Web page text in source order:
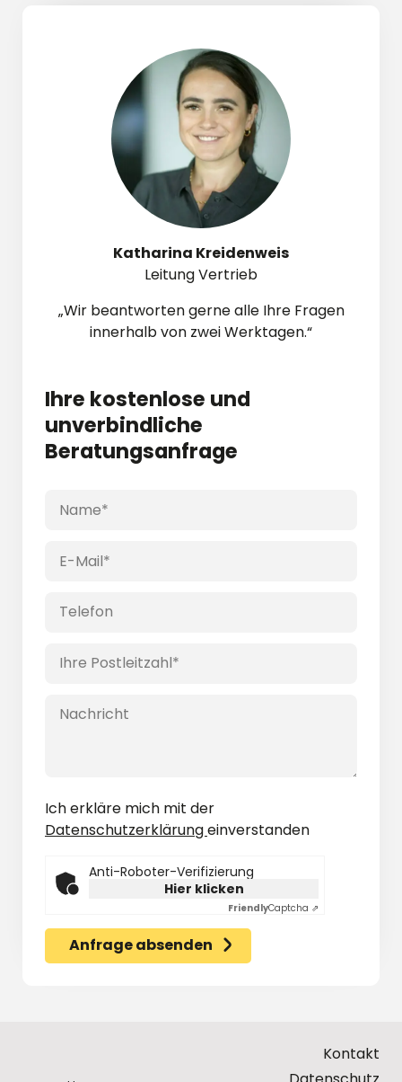
Ihre kostenlose und
unver­bindliche
Beratungs­anfrage
Ich erkläre mich mit der
Datenschutzerklärungeinverstanden
Anfrage absenden
Anti-Roboter-Verifizierung
Hier klicken
FriendlyCaptcha ⇗
Katharina Kreidenweis
Leitung Vertrieb
„Wir beantworten gerne alle Ihre Fragen
innerhalb von zwei Werktagen.“
Kontakt